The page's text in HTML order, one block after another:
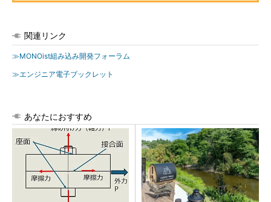
関連リンク
≫MONOist組み込み開発フォーラム
≫エンジニア電子ブックレット
あなたにおすすめ